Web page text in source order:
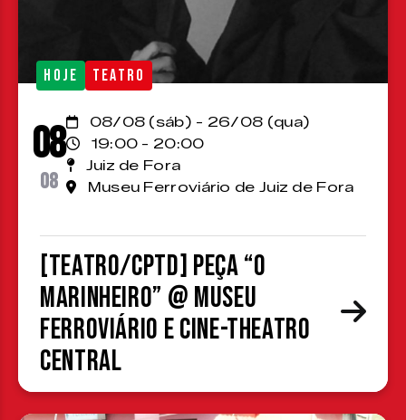
HOJE TEATRO
08
08
08/08 (sáb) - 26/08 (qua)
19:00 - 20:00
Juiz de Fora
Museu Ferroviário de Juiz de Fora
[TEATRO/CPTD] Peça “O
Marinheiro” @ Museu
Ferroviário e Cine-Theatro
Central